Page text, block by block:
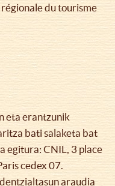
du tourisme
eta erantzunik
bati salaketa bat
egitura: CNIL, 3 place
cedex 07.
araudia